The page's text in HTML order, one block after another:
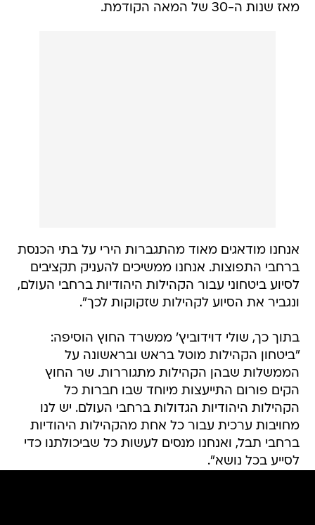
מאז שנות ה-30 של המאה הקודמת.
אנחנו מודאגים מאוד מהתגברות הירי על בתי הכנסת
ברחבי התפוצות. אנחנו ממשיכים להעניק תקציבים
לסיוע ביטחוני עבור הקהילות היהודיות ברחבי העולם,
ונגביר את הסיוע לקהילות שזקוקות לכך".
בתוך כך, שולי דוידוביץ' ממשרד החוץ הוסיפה:
"ביטחון הקהילות מוטל בראש ובראשונה על
הממשלות שבהן הקהילות מתגוררות. שר החוץ
הקים פורום התייעצות מיוחד שבו חברות כל
הקהילות היהודיות הגדולות ברחבי העולם. יש לנו
מחויבות ערכית עבור כל אחת מהקהילות היהודיות
ברחבי תבל, ואנחנו מנסים לעשות כל שביכולתנו כדי
לסייע בכל נושא".